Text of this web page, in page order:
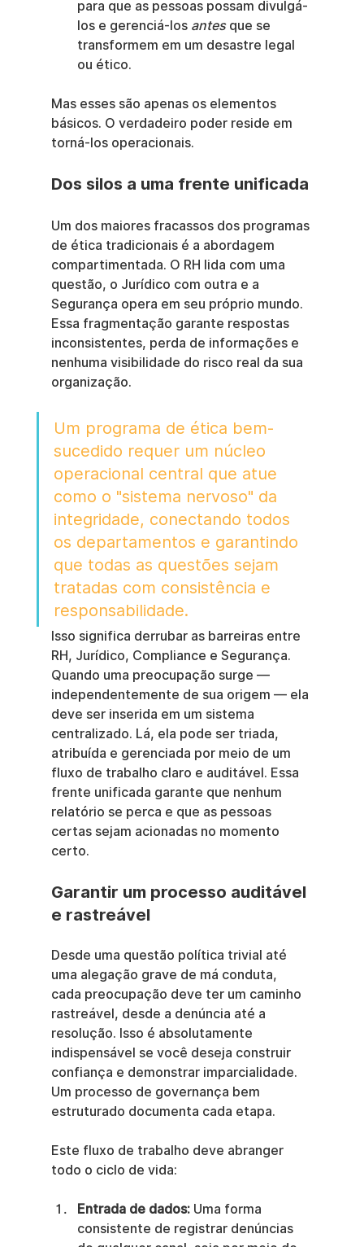
para que as pessoas possam divulgá-
los e gerenciá-los antes que se
transformem em um desastre legal
ou ético.
Mas esses são apenas os elementos
básicos. O verdadeiro poder reside em
torná-los operacionais.
Dos silos a uma frente unificada
Um dos maiores fracassos dos programas
de ética tradicionais é a abordagem
compartimentada. O RH lida com uma
questão, o Jurídico com outra e a
Segurança opera em seu próprio mundo.
Essa fragmentação garante respostas
inconsistentes, perda de informações e
nenhuma visibilidade do risco real da sua
organização.
Um programa de ética bem-
sucedido requer um núcleo
operacional central que atue
como o "sistema nervoso" da
integridade, conectando todos
os departamentos e garantindo
que todas as questões sejam
tratadas com consistência e
responsabilidade.
Isso significa derrubar as barreiras entre
RH, Jurídico, Compliance e Segurança.
Quando uma preocupação surge —
independentemente de sua origem — ela
deve ser inserida em um sistema
centralizado. Lá, ela pode ser triada,
atribuída e gerenciada por meio de um
fluxo de trabalho claro e auditável. Essa
frente unificada garante que nenhum
relatório se perca e que as pessoas
certas sejam acionadas no momento
certo.
Garantir um processo auditável
e rastreável
Desde uma questão política trivial até
uma alegação grave de má conduta,
cada preocupação deve ter um caminho
rastreável, desde a denúncia até a
resolução. Isso é absolutamente
indispensável se você deseja construir
confiança e demonstrar imparcialidade.
Um processo de governança bem
estruturado documenta cada etapa.
Este fluxo de trabalho deve abranger
todo o ciclo de vida:
Entrada de dados: Uma forma
consistente de registrar denúncias